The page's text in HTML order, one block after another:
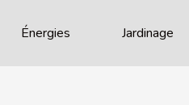
Énergies Jardinage